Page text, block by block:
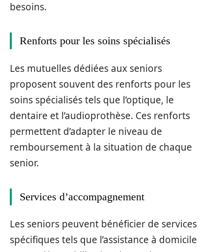
besoins.
Renforts pour les soins spécialisés
Les mutuelles dédiées aux seniors
proposent souvent des renforts pour les
soins spécialisés tels que l’optique, le
dentaire et l’audioprothèse. Ces renforts
permettent d’adapter le niveau de
remboursement à la situation de chaque
senior.
Services d’accompagnement
Les seniors peuvent bénéficier de services
spécifiques tels que l’assistance à domicile